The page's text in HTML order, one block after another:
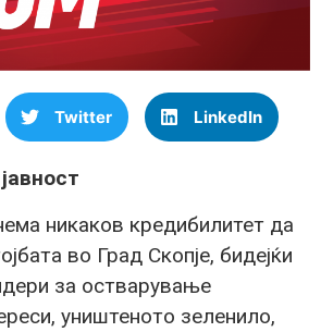
Twitter LinkedIn
никаков кредибилитет да
во Град Скопје, бидејќи
за остварување
уништеното зеленило,